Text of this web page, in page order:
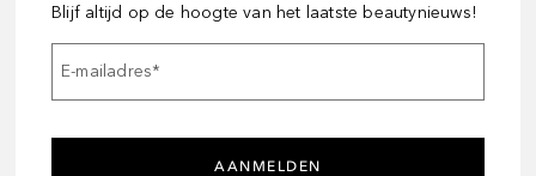
Blijf altijd op de hoogte van het laatste beautynieuws!
E-mailadres*
AANMELDEN